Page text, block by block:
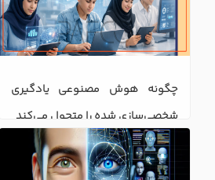
شخصی‌سازی شده را متحول می‌کند